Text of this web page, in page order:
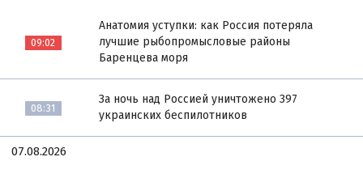
09:02
Анатомия уступки: как Россия потеряла
лучшие рыбопромысловые районы
Баренцева моря
08:31
За ночь над Россией уничтожено 397
украинских беспилотников
07.08.2026